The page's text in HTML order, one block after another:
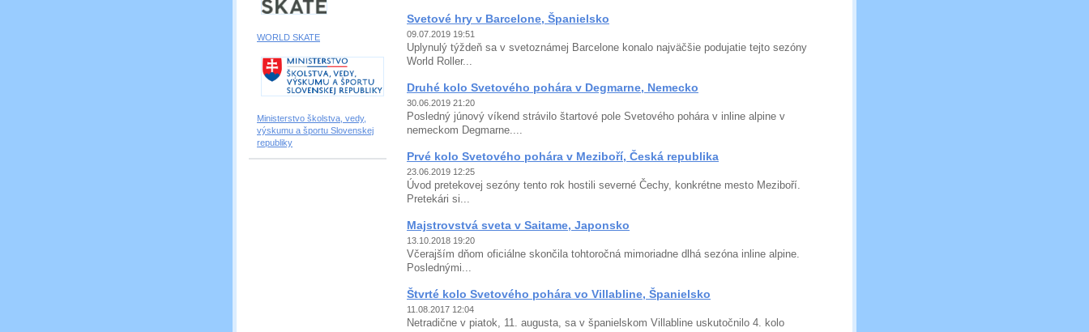
Svetové hry v Barcelone, Španielsko
09.07.2019 19:51
Uplynulý týždeň sa v svetoznámej Barcelone konalo najväčšie podujatie tejto sezóny
World Roller...
Druhé kolo Svetového pohára v Degmarne, Nemecko
30.06.2019 21:20
Posledný júnový víkend strávilo štartové pole Svetového pohára v inline alpine v
nemeckom Degmarne....
Prvé kolo Svetového pohára v Meziboří, Česká republika
23.06.2019 12:25
Úvod pretekovej sezóny tento rok hostili severné Čechy, konkrétne mesto Meziboří.
Pretekári si...
Majstrovstvá sveta v Saitame, Japonsko
13.10.2018 19:20
Včerajším dňom oficiálne skončila tohtoročná mimoriadne dlhá sezóna inline alpine.
Poslednými...
Štvrté kolo Svetového pohára vo Villabline, Španielsko
11.08.2017 12:04
Netradične v piatok, 11. augusta, sa v španielskom Villabline uskutočnilo 4. kolo
WORLD SKATE
Ministerstvo školstva, vedy,
výskumu a športu Slovenskej
republiky